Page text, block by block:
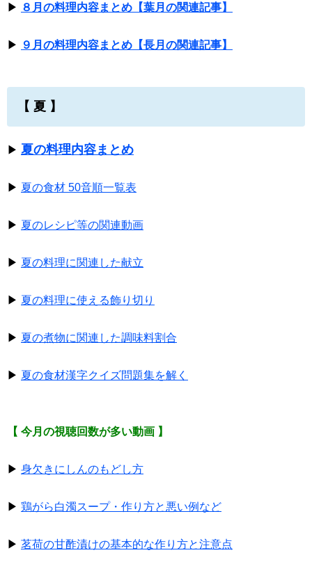
▶ ８月の料理内容まとめ【葉月の関連記事】
▶ ９月の料理内容まとめ【長月の関連記事】
【 夏 】
▶ 夏の料理内容まとめ
▶ 夏の食材 50音順一覧表
▶ 夏のレシピ等の関連動画
▶ 夏の料理に関連した献立
▶ 夏の料理に使える飾り切り
▶ 夏の煮物に関連した調味料割合
▶ 夏の食材漢字クイズ問題集を解く
【 今月の視聴回数が多い動画 】
▶ 身欠きにしんのもどし方
▶ 鶏がら白濁スープ・作り方と悪い例など
▶ 茗荷の甘酢漬けの基本的な作り方と注意点